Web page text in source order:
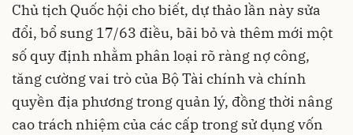
Chủ tịch Quốc hội cho biết, dự thảo lần này sửa
đổi, bổ sung 17/63 điều, bãi bỏ và thêm mới một
số quy định nhằm phân loại rõ ràng nợ công,
tăng cường vai trò của Bộ Tài chính và chính
quyền địa phương trong quản lý, đồng thời nâng
cao trách nhiệm của các cấp trong sử dụng vốn